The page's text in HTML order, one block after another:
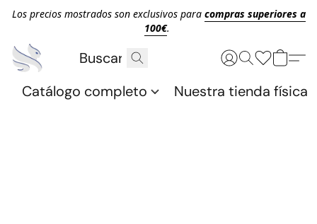
Los precios mostrados son exclusivos para compras superiores a
100€.
Catálogo completo Nuestra tienda física